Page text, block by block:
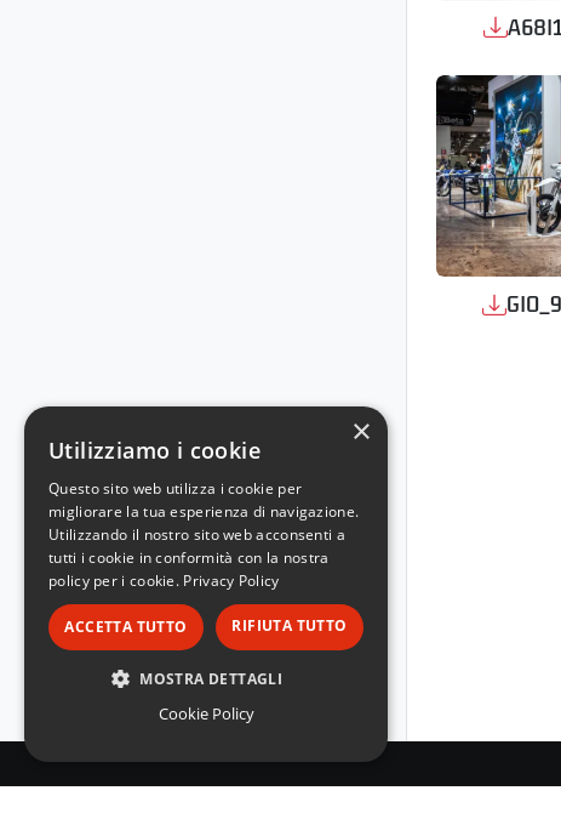
×
Utilizziamo i cookie
Questo sito web utilizza i cookie per
migliorare la tua esperienza di navigazione.
Utilizzando il nostro sito web acconsenti a
tutti i cookie in conformità con la nostra
policy per i cookie. Privacy Policy
ACCETTA TUTTO RIFIUTA TUTTO
MOSTRA DETTAGLI
STRETTAMENTE NECESSARI
Cookie Policy